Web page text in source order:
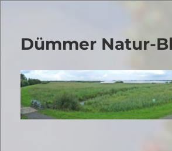
Dümmer Natur-